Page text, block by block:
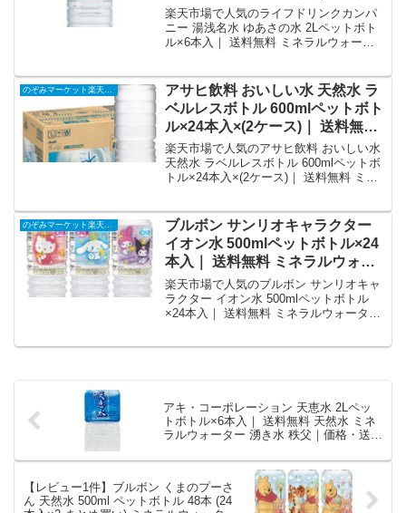
料 ミネラルウォーター 軟水 ペッ
トボトル｜価格・送料・ポイント
還元まとめ
楽天市場で人気のライフドリンクカンパ
ニー 湯浅名水 ゆあさの水 2Lペットボト
ル×6本入｜ 送料無料 ミネラルウォータ
中（送料別・ポイント1倍）。実ユーザー
レビュー2件・平均評価5の商品情報・購
入方法まとめ。
アサヒ飲料 おいしい水 天然水 ラ
ベルレスボトル 600mlペットボト
ル×24本入×(2ケース)｜ 送料無料
ミネラルウォーター 天然水 軟水
水｜価格・送料・ポイント還元ま
とめ
楽天市場で人気のアサヒ飲料 おいしい水
天然水 ラベルレスボトル 600mlペットボ
トル×24本入×(2ケース)｜ 送料無料 ミネ
5,179円で販売中（送料別・ポイント1
倍）。実ユーザーレビュー0件・平均評価
0の商品情報・購入方法まとめ。
のぞみマーケット楽天市場店
ブルボン サンリオキャラクター
イオン水 500mlペットボトル×24
本入｜ 送料無料 ミネラルウォー
ター サンリオ 水｜価格・送料・
ポイント還元まとめ
楽天市場で人気のブルボン サンリオキャ
ラクター イオン水 500mlペットボトル
×24本入｜ 送料無料 ミネラルウォーター
アキ・コーポレーション 天恵水 2Lペッ
トボトル×6本入｜ 送料無料 天然水 ミネ
ラルウォーター 湧き水 秩父｜価格・送
【レビュー1件】ブルボン くまのプーさ
ん 天然水 500ml ペットボトル 48本 (24